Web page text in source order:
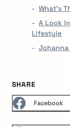
What's
A Look
Lifestyle
Johanna
SHARE
Facebook